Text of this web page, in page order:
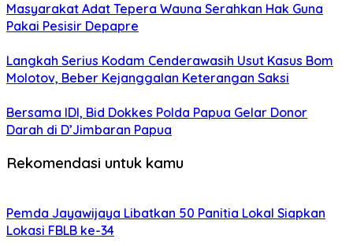
Masyarakat Adat Tepera Wauna Serahkan Hak Guna
Pakai Pesisir Depapre
Langkah Serius Kodam Cenderawasih Usut Kasus Bom
Molotov, Beber Kejanggalan Keterangan Saksi
Bersama IDI, Bid Dokkes Polda Papua Gelar Donor
Darah di D’Jimbaran Papua
Rekomendasi untuk kamu
Pemda Jayawijaya Libatkan 50 Panitia Lokal Siapkan
Lokasi FBLB ke-34